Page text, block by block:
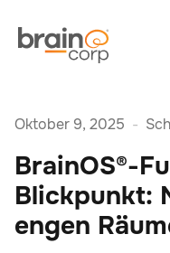
Oktober 9, 2025 -
BrainOS®-
Blickpunkt:
engen